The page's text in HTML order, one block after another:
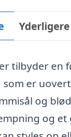
tilbyder en
som er
og
og et